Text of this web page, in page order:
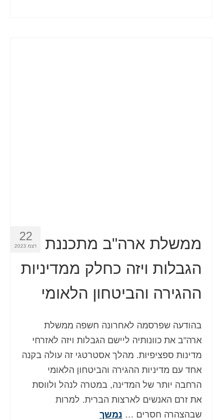
22
דצמ 2023
ממשלת ארה"ב מתכננת
הגבלות ויזה כחלק ממדיניות
ההגירה והביטחון הלאומי
בהודעה שפרסמה לאחרונה חשפה ממשלת
ארה"ב את כוונותיה ליישם הגבלות ויזה לאזרחי
מדינות ספציפיות. מהלך אסטרטגי זה עולה בקנה
אחד עם מדיניות ההגירה והביטחון הלאומי
הרחבה יותר של המדינה, במטרה לנהל ולווסת
את זרם האנשים לארצות הברית. למרות
שבהצהרה חסרים … נמשך